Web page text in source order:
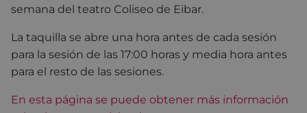
semana del teatro Coliseo de Eibar.
La taquilla se abre una hora antes de cada sesión
para la sesión de las 17:00 horas y media hora antes
para el resto de las sesiones.
En esta página se puede obtener más información